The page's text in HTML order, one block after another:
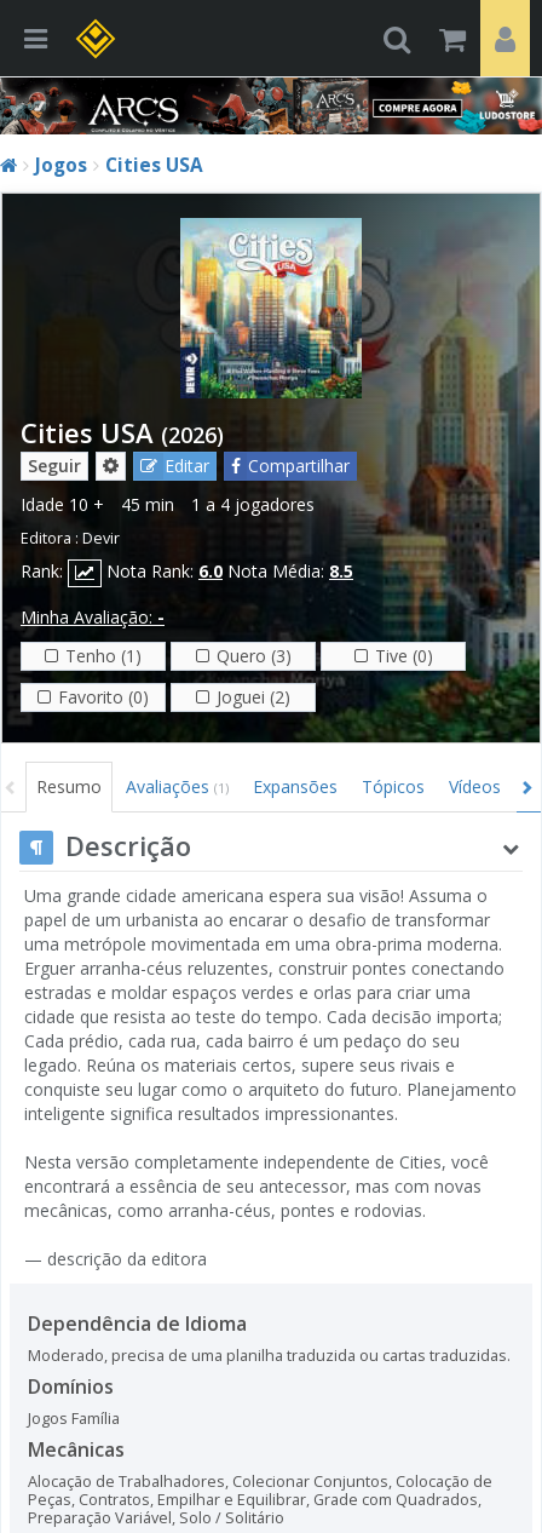
Jogos Cities USA
Cities USA (2026)
Seguir Editar
Compartilhar
Idade 10 + 45 min 1 a 4 jogadores
Editora : Devir
Rank: Nota Rank: 6.0 Nota Média: 8.5
Minha Avaliação: -
Tenho (1)
Quero (3)
Tive (0)
Favorito (0)
Joguei (2)
Resumo Avaliações (1) Expansões Tópicos Vídeos
Descrição
Uma grande cidade americana espera sua visão! Assuma o
papel de um urbanista ao encarar o desafio de transformar
uma metrópole movimentada em uma obra-prima moderna.
Erguer arranha-céus reluzentes, construir pontes conectando
estradas e moldar espaços verdes e orlas para criar uma
cidade que resista ao teste do tempo. Cada decisão importa;
Cada prédio, cada rua, cada bairro é um pedaço do seu
legado. Reúna os materiais certos, supere seus rivais e
conquiste seu lugar como o arquiteto do futuro. Planejamento
inteligente significa resultados impressionantes.
Nesta versão completamente independente de Cities, você
encontrará a essência de seu antecessor, mas com novas
mecânicas, como arranha-céus, pontes e rodovias.
— descrição da editora
Dependência de Idioma
Moderado, precisa de uma planilha traduzida ou cartas traduzidas.
Domínios
Jogos Família
Mecânicas
Alocação de Trabalhadores, Colecionar Conjuntos, Colocação de
Peças, Contratos, Empilhar e Equilibrar, Grade com Quadrados,
Preparação Variável, Solo / Solitário